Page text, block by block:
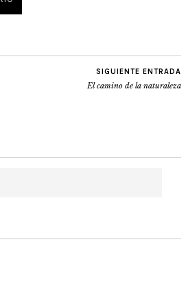
SIGUIENTE ENTRADA
El camino de la naturaleza